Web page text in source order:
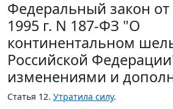
Федеральный закон от
1995 г. N 187-ФЗ "О
континентальном
Российской
изменениями и
Статья 12. Утратила силу.